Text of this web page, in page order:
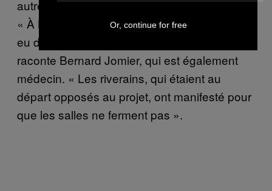
autres pays, le bilan est généralement positif.
« À Bilbao et à Vancouver, par exemple, il y a
eu des rumeurs de fermeture des sites »,
raconte Bernard Jomier, qui est également
médecin. « Les riverains, qui étaient au
départ opposés au projet, ont manifesté pour
que les salles ne ferment pas ».
Or, continue for free